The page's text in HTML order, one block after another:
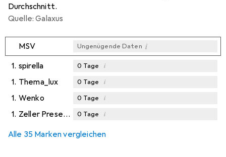
Durchschnitt.
Quelle: Galaxus
MSV Ungenügende Daten i
1. spirella 0 Tage i
1. Thema_lux 0 Tage i
1. Wenko 0 Tage i
1. Zeller Present 0 Tage i
Alle 35 Marken vergleichen